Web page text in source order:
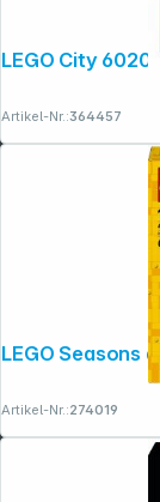
Artikel-Nr.:364457
Artikel-Nr.:274019